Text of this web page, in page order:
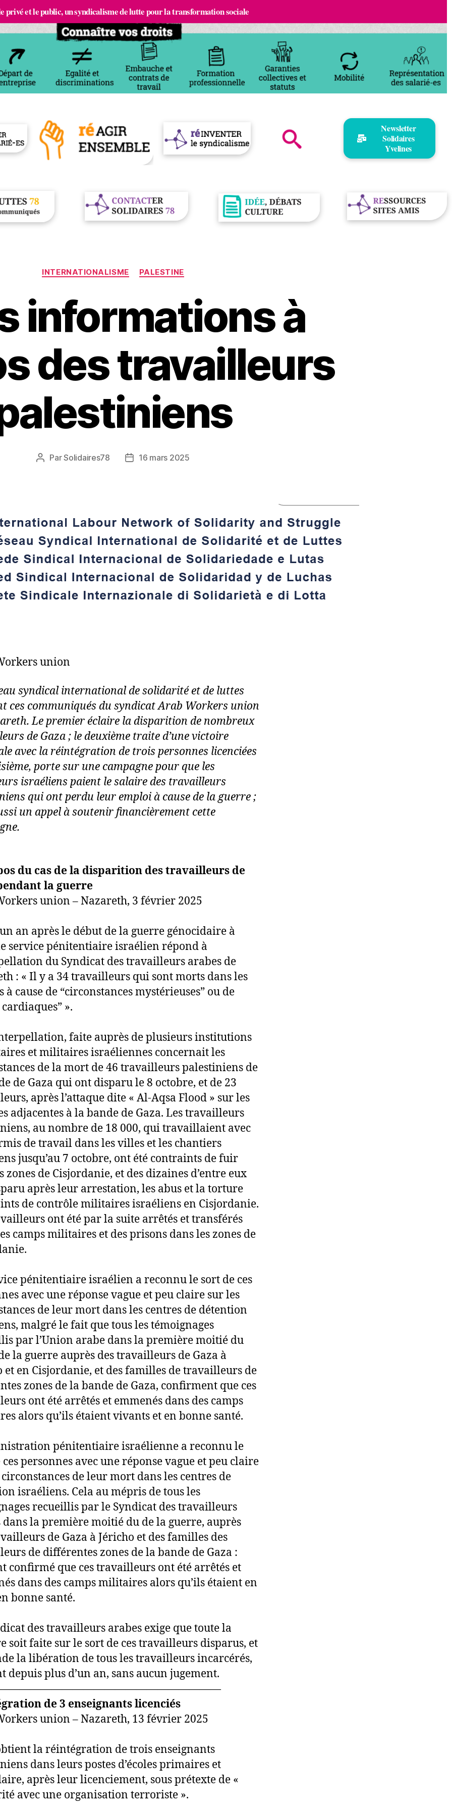
privé et le public, un syndicalisme de lutte pour la transformation sociale
Newsletter
Solidaires
Yvelines
Catégories
INTERNATIONALISME PALESTINE
informations à
des travailleurs
Auteur
ParSolidaires78
Date16 mars 2025
union
syndical international de solidarité et de luttes
ces communiqués du syndicat Arab Workers union
Le premier éclaire la disparition de nombreux
de Gaza ; le deuxième traite d’une victoire
avec la réintégration de trois personnes licenciées
porte sur une campagne pour que les
israéliens paient le salaire des travailleurs
qui ont perdu leur emploi à cause de la guerre ;
un appel à soutenir financièrement cette
du cas de la disparition des travailleurs de
la guerre
union – Nazareth, 3 février 2025
an après le début de la guerre génocidaire à
service pénitentiaire israélien répond à
du Syndicat des travailleurs arabes de
: « Il y a 34 travailleurs qui sont morts dans les
à cause de “circonstances mystérieuses” ou de
».
faite auprès de plusieurs institutions
et militaires israéliennes concernait les
de la mort de 46 travailleurs palestiniens de
de Gaza qui ont disparu le 8 octobre, et de 23
après l’attaque dite « Al-Aqsa Flood » sur les
adjacentes à la bande de Gaza. Les travailleurs
au nombre de 18 000, qui travaillaient avec
de travail dans les villes et les chantiers
jusqu’au 7 octobre, ont été contraints de fuir
zones de Cisjordanie, et des dizaines d’entre eux
après leur arrestation, les abus et la torture
de contrôle militaires israéliens en Cisjordanie.
ont été par la suite arrêtés et transférés
camps militaires et des prisons dans les zones de
pénitentiaire israélien a reconnu le sort de ces
avec une réponse vague et peu claire sur les
de leur mort dans les centres de détention
malgré le fait que tous les témoignages
par l’Union arabe dans la première moitié du
la guerre auprès des travailleurs de Gaza à
et en Cisjordanie, et des familles de travailleurs de
zones de la bande de Gaza, confirment que ces
ont été arrêtés et emmenés dans des camps
alors qu’ils étaient vivants et en bonne santé.
pénitentiaire israélienne a reconnu le
personnes avec une réponse vague et peu claire
de leur mort dans les centres de
israéliens. Cela au mépris de tous les
recueillis par le Syndicat des travailleurs
dans la première moitié du de la guerre, auprès
de Gaza à Jéricho et des familles des
de différentes zones de la bande de Gaza :
confirmé que ces travailleurs ont été arrêtés et
dans des camps militaires alors qu’ils étaient en
bonne santé.
des travailleurs arabes exige que toute la
soit faite sur le sort de ces travailleurs disparus, et
la libération de tous les travailleurs incarcérés,
depuis plus d’un an, sans aucun jugement.
de 3 enseignants licenciés
union – Nazareth, 13 février 2025
la réintégration de trois enseignants
dans leurs postes d’écoles primaires et
après leur licenciement, sous prétexte de «
avec une organisation terroriste ».